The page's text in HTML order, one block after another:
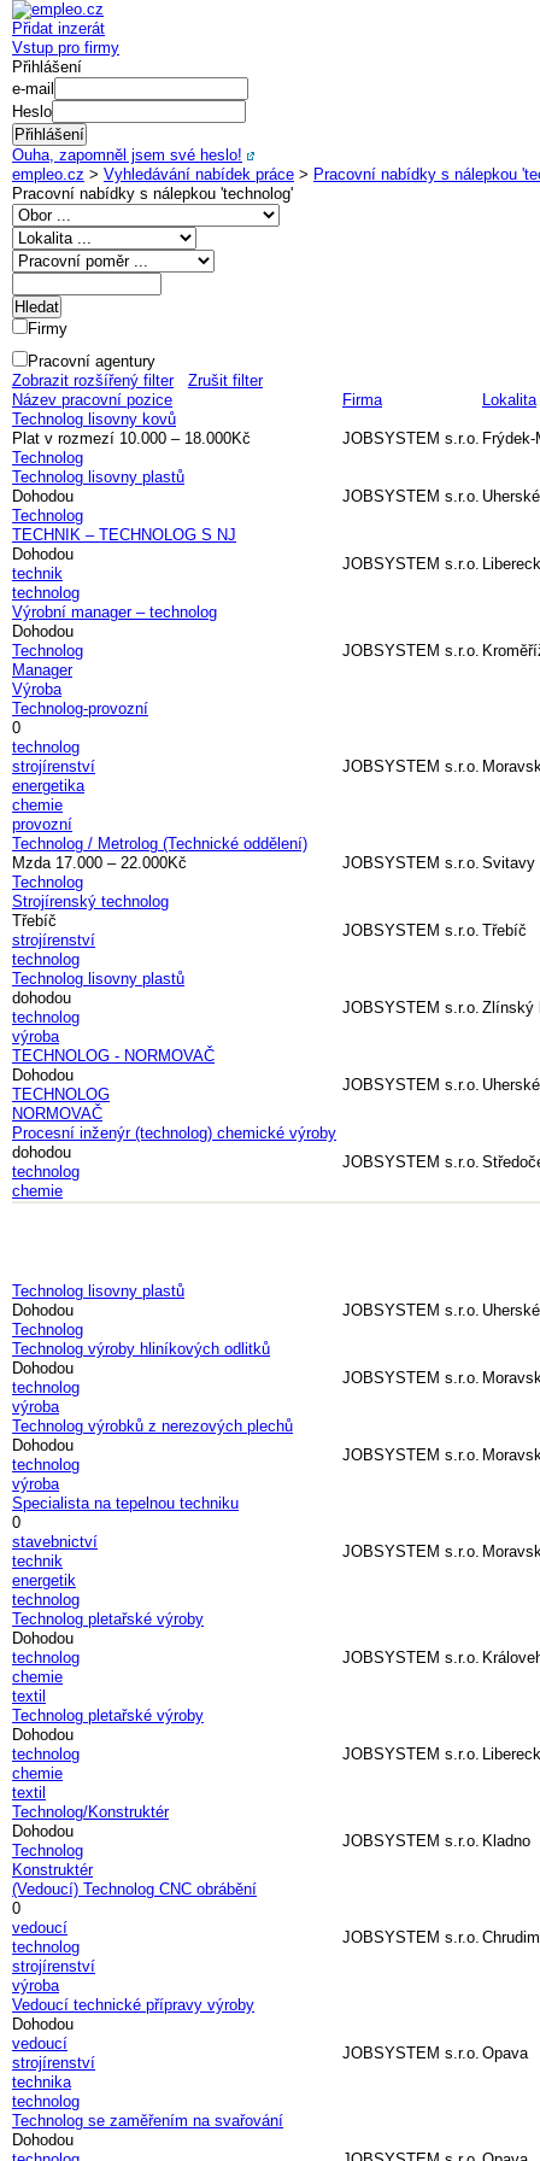
Přidat inzerát
Vstup pro firmy
Přihlášení
e-mail
Heslo
Ouha, zapomněl jsem své heslo!
empleo.cz > Vyhledávání nabídek práce > Pracovní nabídky s nálepkou
Pracovní nabídky s nálepkou 'technolog'
Firmy
Pracovní agentury
Zobrazit rozšířený filter
Zrušit filter
Název pracovní pozice
Firma
Lokalita
Technolog lisovny kovů
Plat v rozmezí 10.000 – 18.000Kč
Technolog
JOBSYSTEM s.r.o.
Technolog lisovny plastů
Dohodou
Technolog
JOBSYSTEM s.r.o.
TECHNIK – TECHNOLOG S NJ
Dohodou
technik
technolog
JOBSYSTEM s.r.o.
Výrobní manager – technolog
Dohodou
Technolog
Manager
Výroba
JOBSYSTEM s.r.o.
Technolog-provozní
0
technolog
strojírenství
energetika
chemie
provozní
JOBSYSTEM s.r.o.
Technolog / Metrolog (Technické oddělení)
Mzda 17.000 – 22.000Kč
Technolog
JOBSYSTEM s.r.o. Svitavy
Strojírenský technolog
Třebíč
strojírenství
technolog
JOBSYSTEM s.r.o. Třebíč
Technolog lisovny plastů
dohodou
technolog
výroba
JOBSYSTEM s.r.o. Zlínský
TECHNOLOG - NORMOVAČ
Dohodou
TECHNOLOG
NORMOVAČ
JOBSYSTEM s.r.o.
Procesní inženýr (technolog) chemické výroby
dohodou
technolog
chemie
JOBSYSTEM s.r.o.
Technolog lisovny plastů
Dohodou
Technolog
JOBSYSTEM s.r.o.
Technolog výroby hliníkových odlitků
Dohodou
technolog
výroba
JOBSYSTEM s.r.o.
Technolog výrobků z nerezových plechů
Dohodou
technolog
výroba
JOBSYSTEM s.r.o.
Specialista na tepelnou techniku
0
stavebnictví
technik
energetik
technolog
JOBSYSTEM s.r.o.
Technolog pletařské výroby
Dohodou
technolog
chemie
textil
JOBSYSTEM s.r.o.
Technolog pletařské výroby
Dohodou
technolog
chemie
textil
JOBSYSTEM s.r.o.
Technolog/Konstruktér
Dohodou
Technolog
Konstruktér
JOBSYSTEM s.r.o. Kladno
(Vedoucí) Technolog CNC obrábění
0
vedoucí
technolog
strojírenství
výroba
JOBSYSTEM s.r.o. Chrudim
Vedoucí technické přípravy výroby
Dohodou
vedoucí
strojírenství
technika
technolog
JOBSYSTEM s.r.o. Opava
Technolog se zaměřením na svařování
Dohodou